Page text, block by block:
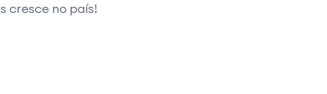
cresce no país!